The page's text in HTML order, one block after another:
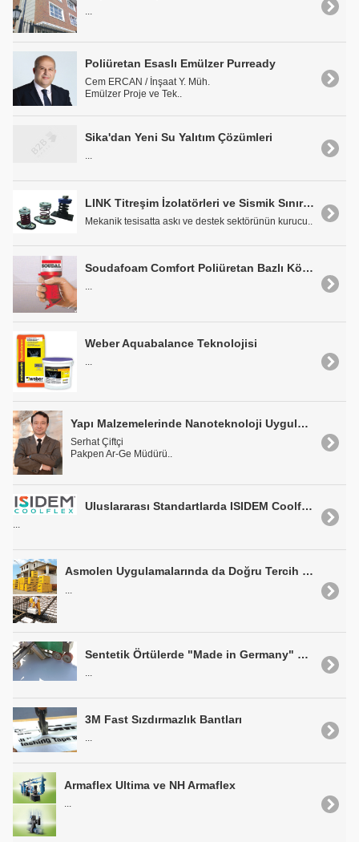
Poliüretan Esaslı Emülzer Purready
Cem ERCAN / İnşaat Y. Müh.
Emülzer Proje ve Tek..
Sika'dan Yeni Su Yalıtım Çözümleri
...
LINK Titreşim İzolatörleri ve Sismik Sınırlayıcılar
Mekanik tesisatta askı ve destek sektörünün kurucu..
Soudafoam Comfort Poliüretan Bazlı Köpük
...
Weber Aquabalance Teknolojisi
...
Yapı Malzemelerinde Nanoteknoloji Uygulamaları
Serhat Çiftçi
Pakpen Ar-Ge Müdürü..
Uluslararası Standartlarda ISIDEM Coolflex
...
Asmolen Uygulamalarında da Doğru Tercih Ytong
Sentetik Örtülerde "Made in Germany" Damgası
...
3M Fast Sızdırmazlık Bantları
...
Armaflex Ultima ve NH Armaflex